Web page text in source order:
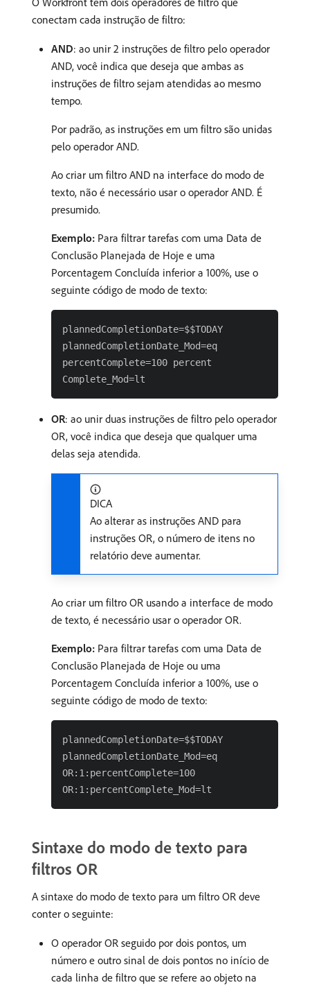
conectam cada instrução de filtro:
AND: ao unir 2 instruções de filtro pelo operador
AND, você indica que deseja que ambas as
instruções de filtro sejam atendidas ao mesmo
tempo.
Por padrão, as instruções em um filtro são unidas
pelo operador AND.
Ao criar um filtro AND na interface do modo de
texto, não é necessário usar o operador AND. É
presumido.
Exemplo: Para filtrar tarefas com uma Data de
Conclusão Planejada de Hoje e uma
Porcentagem Concluída inferior a 100%, use o
seguinte código de modo de texto:
plannedCompletionDate=$$TODAY
plannedCompletionDate_Mod=eq
percentComplete=100 percent
OR: ao unir duas instruções de filtro pelo operador
OR, você indica que deseja que qualquer uma
delas seja atendida.
DICA
Ao alterar as instruções AND para
instruções OR, o número de itens no
relatório deve aumentar.
Ao criar um filtro OR usando a interface de modo
de texto, é necessário usar o operador OR.
Exemplo: Para filtrar tarefas com uma Data de
Conclusão Planejada de Hoje ou uma
Porcentagem Concluída inferior a 100%, use o
seguinte código de modo de texto:
plannedCompletionDate=$$TODAY
plannedCompletionDate_Mod=eq
OR:1:percentComplete=100
Sintaxe do modo de texto para
filtros OR
A sintaxe do modo de texto para um filtro OR deve
conter o seguinte:
O operador OR seguido por dois pontos, um
número e outro sinal de dois pontos no início de
cada linha de filtro que se refere ao objeto na